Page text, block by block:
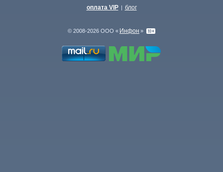
оплата VIP | блог
© 2008-2026 ООО « Инфон »